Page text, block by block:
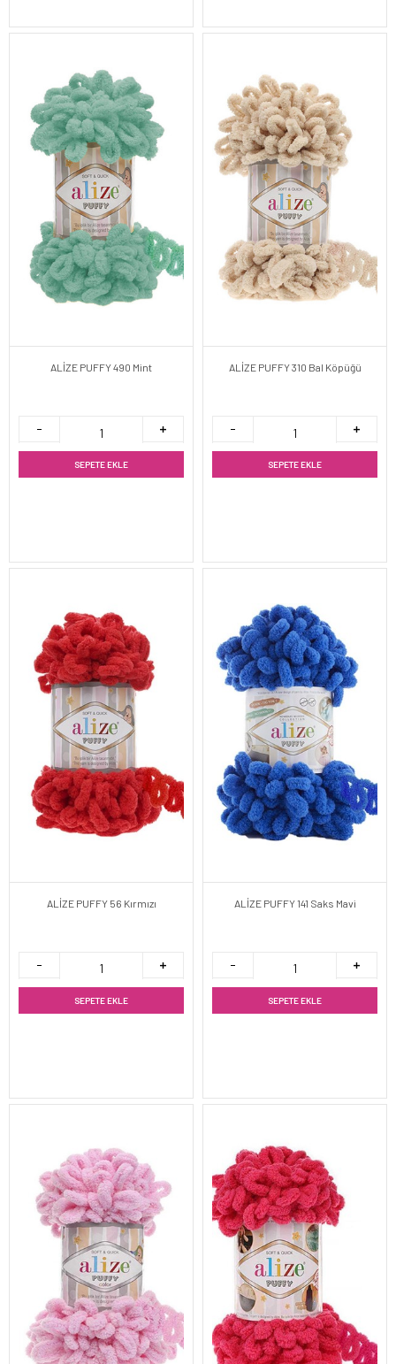
ALİZE PUFFY 490 Mint
SEPETE EKLE
ALİZE PUFFY 310 Bal Köpüğü
SEPETE EKLE
ALİZE PUFFY 56 Kırmızı
SEPETE EKLE
ALİZE PUFFY 141 Saks Mavi
SEPETE EKLE